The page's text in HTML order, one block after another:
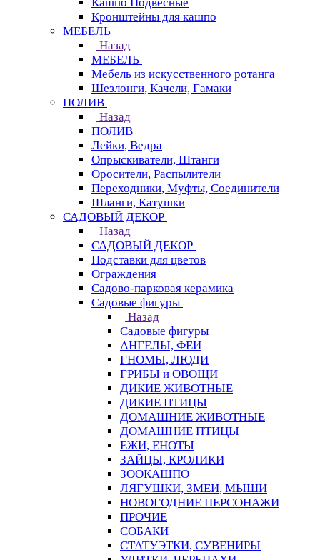
Кронштейны для кашпо
МЕБЕЛЬ
Назад
МЕБЕЛЬ
Мебель из искусственного ротанга
Шезлонги, Качели, Гамаки
ПОЛИВ
Назад
ПОЛИВ
Лейки, Ведра
Опрыскиватели, Штанги
Оросители, Распылители
Переходники, Муфты, Соединители
Шланги, Катушки
САДОВЫЙ ДЕКОР
Назад
САДОВЫЙ ДЕКОР
Подставки для цветов
Ограждения
Садово-парковая керамика
Садовые фигуры
Назад
Садовые фигуры
АНГЕЛЫ, ФЕИ
ГНОМЫ, ЛЮДИ
ГРИБЫ и ОВОЩИ
ДИКИЕ ЖИВОТНЫЕ
ДИКИЕ ПТИЦЫ
ДОМАШНИЕ ЖИВОТНЫЕ
ДОМАШНИЕ ПТИЦЫ
ЕЖИ, ЕНОТЫ
ЗАЙЦЫ, КРОЛИКИ
ЗООКАШПО
ЛЯГУШКИ, ЗМЕИ, МЫШИ
НОВОГОДНИЕ ПЕРСОНАЖИ
ПРОЧИЕ
СОБАКИ
СТАТУЭТКИ, СУВЕНИРЫ